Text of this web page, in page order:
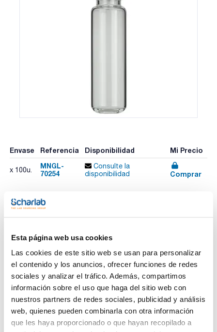
Esta página web usa cookies
Las cookies de este sitio web se usan para personalizar
el contenido y los anuncios, ofrecer funciones de redes
sociales y analizar el tráfico. Además, compartimos
información sobre el uso que haga del sitio web con
nuestros partners de redes sociales, publicidad y análisis
web, quienes pueden combinarla con otra información
que les haya proporcionado o que hayan recopilado a
Envase Referencia Disponibilidad Mi Precio
x 100u.
MNGL-
70254
Consulte la
disponibilidad
Comprar
Imprimir ficha de
Características
Volumen (mL) : 20
Color : Transparente
Compatible : PerkinElmer®
Pack (u.) : 100
Macherey-Nagel ofrece viales para Headspace encapsulados
N20, diseñados para garantizar un sellado seguro,
reproducible y eficiente en análisis cromatográficos de
gases. Fabricados en vidrio borosilicato de clase hidrolítica I,
estos viales presentan una resistencia química y térmica
óptima, imprescindible para aplicaciones avanzadas como
Documentación técnica